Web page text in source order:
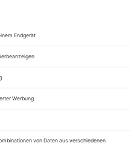
Regisseurin. Es sei denn, sie
gab es jedenfalls nicht für sie.
vor – hier findet der
Musik-Theater-Szene gehörig
Year without Summer» an der
Publikum einiges zu